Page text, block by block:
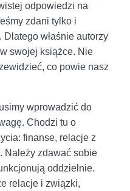
odpowiedzi na
zdani tylko i
Dlatego właśnie autorzy
swojej książce. Nie
co powie nasz
wprowadzić do
Chodzi tu o
finanse, relacje z
Należy zdawać sobie
oddzielnie.
relacje i związki,